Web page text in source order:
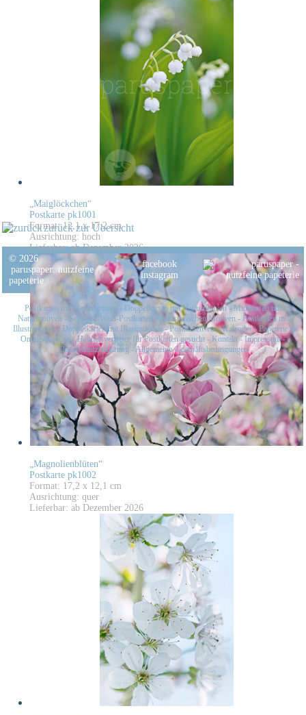
„Maiglöckchen“
Postkarte pk1001
Format: 12,1 x 17,2 cm
Ausrichtung: hoch
Lieferbar: ab Dezember 2026
„Magnolienblüten“
Postkarte pk1002
Format: 17,2 x 12,1 cm
Ausrichtung: quer
Lieferbar: ab Dezember 2026
zurück zur Übersicht
© 2026
paruspaper. nutzfeine
papeterie
facebook
instagram
Postkarten mit Naturmotiven - Doppelkarten mit Naturmotiven- Midikarten mit
Naturmotiven - Schwarz-Weiß-Postkarten mit historischen Motiven- Postkarten mit
Illustrationen - Doppelkarten mit Illustrationen-Postkartensets-Kalender-Papeterie -
Online-Katalog-Handelsvertreter für Postkarten gesucht - Kontakt-Impressum-
Datenschutzerklärung - Allgemeine Geschäftsbedingungen